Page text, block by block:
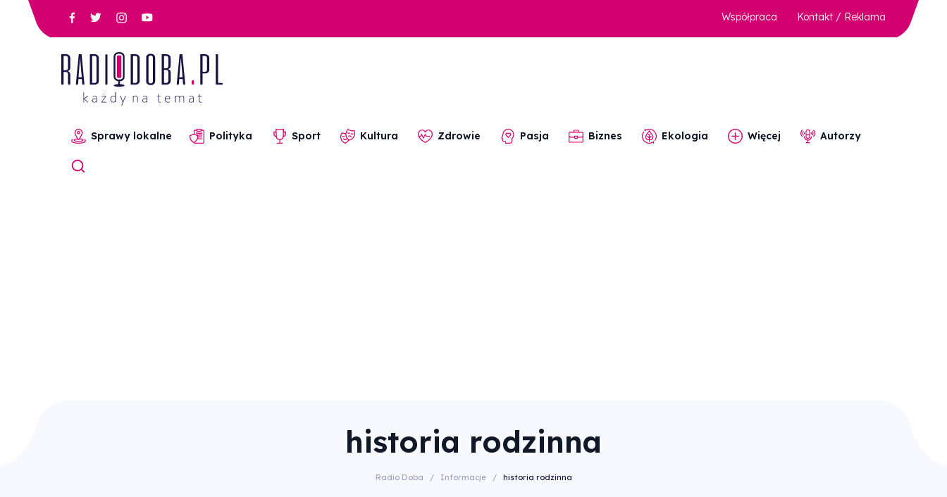
Współpraca Kontakt / Reklama
Sprawy lokalne Polityka Sport Kultura Zdrowie Pasja Biznes Ekologia Więcej Autorzy
historia rodzinna
Radio Doba / Informacje / historia rodzinna